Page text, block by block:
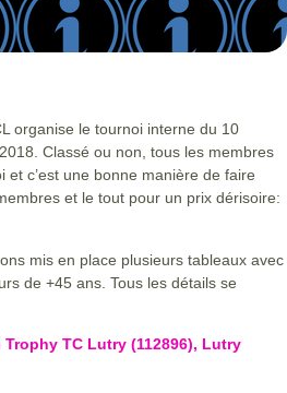
organise le tournoi interne du 10
Classé ou non, tous les membres
et c’est une bonne manière de faire
et le tout pour un prix dérisoire:
mis en place plusieurs tableaux avec
de +45 ans. Tous les détails se
TC Lutry (112896), Lutry